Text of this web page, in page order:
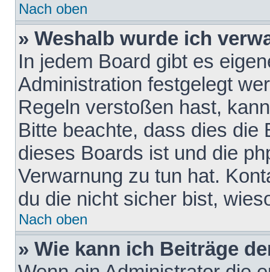
Nach oben
» Weshalb wurde ich
In jedem Board gibt es
Administration festgelegt
Regeln verstoßen hast,
Bitte beachte, dass dies die
dieses Boards ist und die
Verwarnung zu tun hat.
du die nicht sicher bist,
Nach oben
» Wie kann ich Beiträge